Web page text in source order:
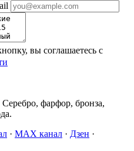
вы соглашаетесь с
фарфор, бронза,
· MAX канал · Дзен ·